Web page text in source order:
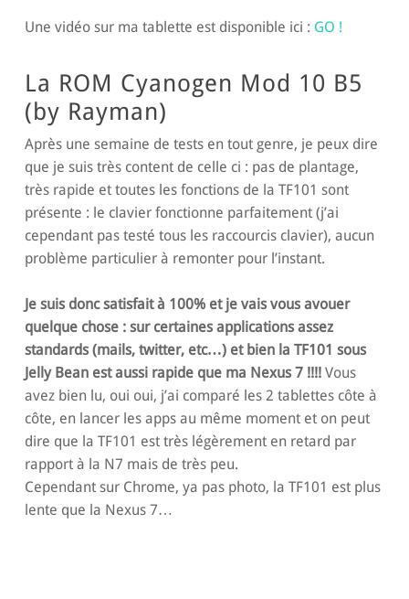
Une vidéo sur ma tablette est disponible ici : GO !
La ROM Cyanogen Mod 10 B5
(by Rayman)
Après une semaine de tests en tout genre, je peux dire
que je suis très content de celle ci : pas de plantage,
très rapide et toutes les fonctions de la TF101 sont
présente : le clavier fonctionne parfaitement (j’ai
cependant pas testé tous les raccourcis clavier), aucun
problème particulier à remonter pour l’instant.
Je suis donc satisfait à 100% et je vais vous avouer
quelque chose : sur certaines applications assez
standards (mails, twitter, etc…) et bien la TF101 sous
Jelly Bean est aussi rapide que ma Nexus 7 !!!!Vous
avez bien lu, oui oui, j’ai comparé les 2 tablettes côte à
côte, en lancer les apps au même moment et on peut
dire que la TF101 est très légèrement en retard par
rapport à la N7 mais de très peu.
Cependant sur Chrome, ya pas photo, la TF101 est plus
lente que la Nexus 7…